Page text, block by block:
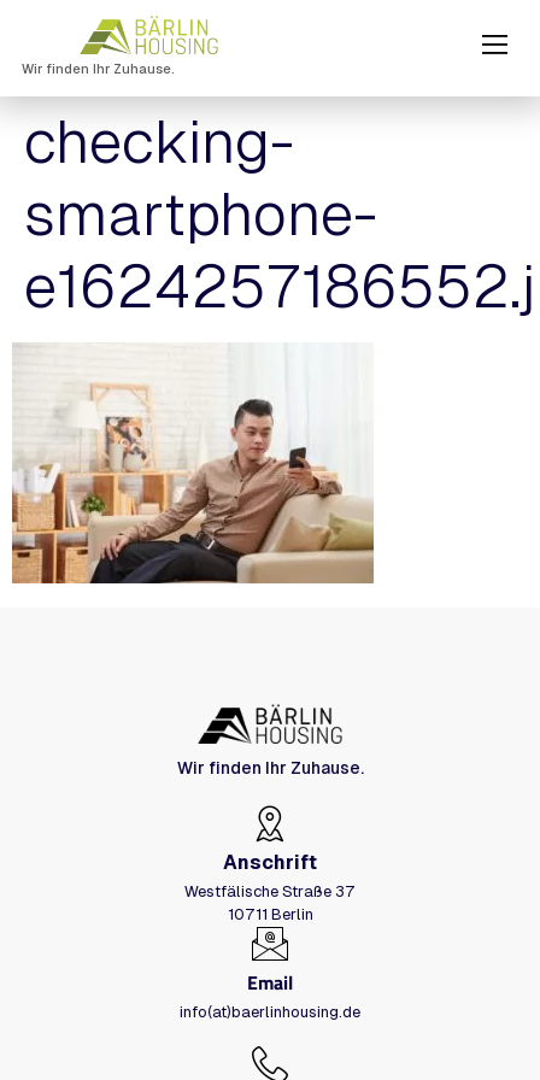
Wir finden Ihr Zuhause.
checking-
smartphone-
Wir finden Ihr Zuhause.
Anschrift
Westfälische Straße 37
10711 Berlin
Email
info(at)baerlinhousing.de